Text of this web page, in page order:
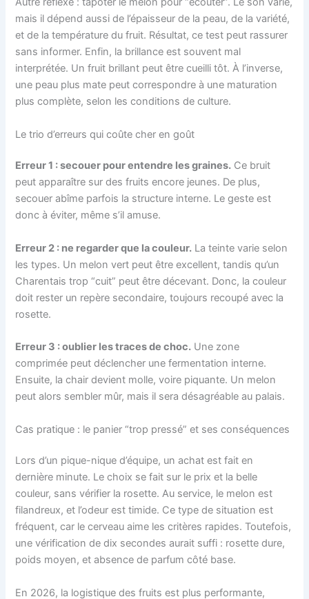
mais il dépend aussi de l’épaisseur de la peau, de la variété,
et de la température du fruit. Résultat, ce test peut rassurer
sans informer. Enfin, la brillance est souvent mal
interprétée. Un fruit brillant peut être cueilli tôt. À l’inverse,
une peau plus mate peut correspondre à une maturation
plus complète, selon les conditions de culture.
Le trio d’erreurs qui coûte cher en goût
Erreur 1 : secouer pour entendre les graines. Ce bruit
peut apparaître sur des fruits encore jeunes. De plus,
secouer abîme parfois la structure interne. Le geste est
donc à éviter, même s’il amuse.
Erreur 2 : ne regarder que la couleur. La teinte varie selon
les types. Un melon vert peut être excellent, tandis qu’un
Charentais trop “cuit” peut être décevant. Donc, la couleur
doit rester un repère secondaire, toujours recoupé avec la
rosette.
Erreur 3 : oublier les traces de choc. Une zone
comprimée peut déclencher une fermentation interne.
Ensuite, la chair devient molle, voire piquante. Un melon
peut alors sembler mûr, mais il sera désagréable au palais.
Cas pratique : le panier “trop pressé” et ses conséquences
Lors d’un pique-nique d’équipe, un achat est fait en
dernière minute. Le choix se fait sur le prix et la belle
couleur, sans vérifier la rosette. Au service, le melon est
filandreux, et l’odeur est timide. Ce type de situation est
fréquent, car le cerveau aime les critères rapides. Toutefois,
une vérification de dix secondes aurait suffi : rosette dure,
poids moyen, et absence de parfum côté base.
En 2026, la logistique des fruits est plus performante,